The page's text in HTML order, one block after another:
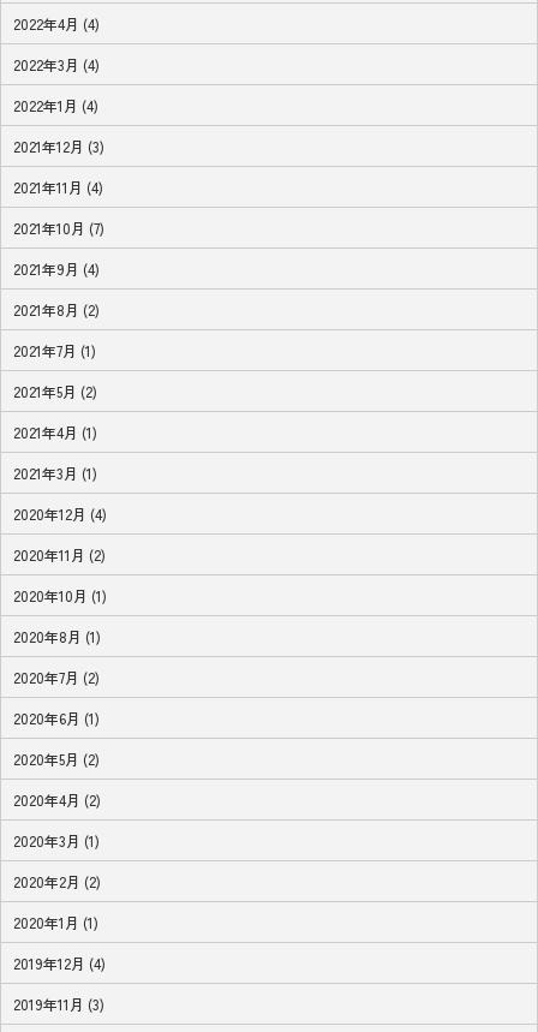
2022年4月 (4)
2022年3月 (4)
2022年1月 (4)
2021年12月 (3)
2021年11月 (4)
2021年10月 (7)
2021年9月 (4)
2021年8月 (2)
2021年7月 (1)
2021年5月 (2)
2021年4月 (1)
2021年3月 (1)
2020年12月 (4)
2020年11月 (2)
2020年10月 (1)
2020年8月 (1)
2020年7月 (2)
2020年6月 (1)
2020年5月 (2)
2020年4月 (2)
2020年3月 (1)
2020年2月 (2)
2020年1月 (1)
2019年12月 (4)
2019年11月 (3)